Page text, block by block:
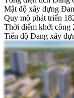
Mật độ xây dựng
Quy mô phát triển
Thời điểm khởi công
Tiến độ Đang xây